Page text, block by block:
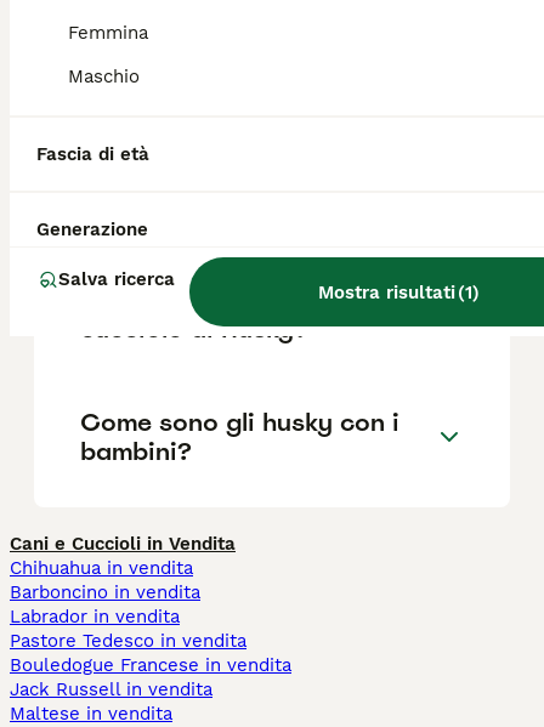
Femmina
Maschio
Fascia di età
Generazione
Salva ricerca
Mostra risultati(1)
Quanto è impegnativo un
Come comportarsi con un
cucciolo di Husky?
Come sono gli husky con i
bambini?
Cani e Cuccioli in Vendita
Chihuahua in vendita
Barboncino in vendita
Labrador in vendita
Pastore Tedesco in vendita
Bouledogue Francese in vendita
Jack Russell in vendita
Maltese in vendita